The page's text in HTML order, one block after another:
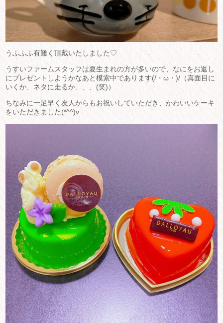
うふふふ有難く頂戴いたしました♡
うすいファームスタッフは夏生まれの方が多いので、なにをお返し
にプレゼントしようかなあと模索中であります(/・ω・)/（真面目に
いくか、ネタに走るか、、、(笑)）
ちなみに一足早く友人からもお祝いしていただき、かわいいケーキ
をいただきました(*^^)v